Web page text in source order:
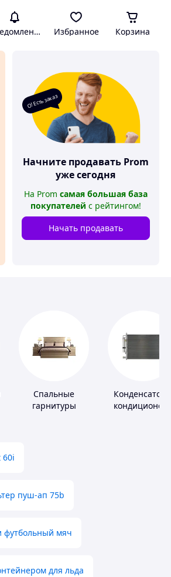
Избранное Корзина
О! Есть заказ
Начните продавать Prom
уже сегодня
На Prom самая большая база
покупателей с рейтингом!
Начать продавать
Спальные
гарнитуры
60i
пуш-ап 75b
футбольный мяч
для льда